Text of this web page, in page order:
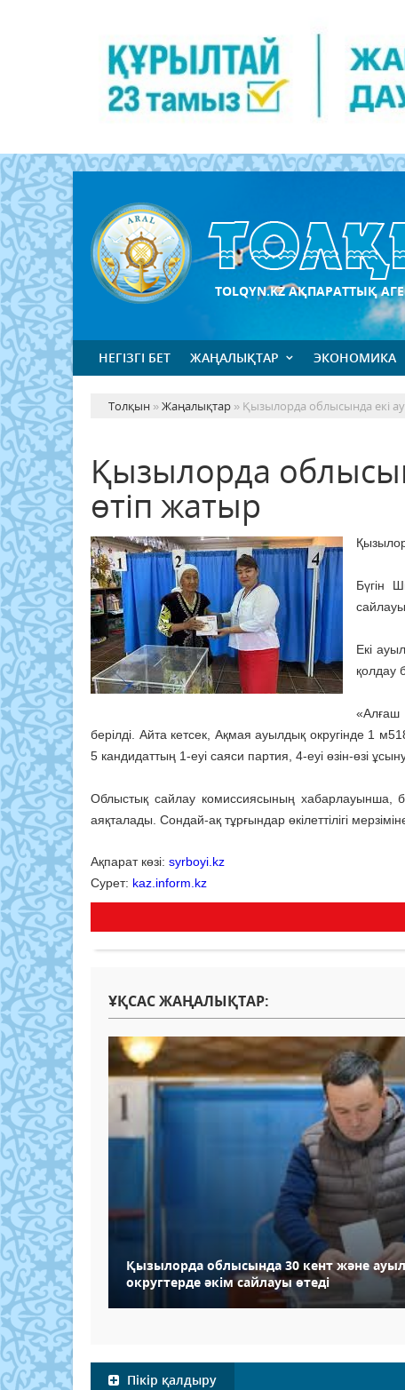
TOLQYN.KZ АҚПАРАТТЫҚ
НЕГІЗГІ БЕТ ЖАҢАЛЫҚТАР ЭКОНОМИКА
Толқын »Жаңалықтар » Қызылорда облысында екі
Қызылорда
өтіп жатыр
Бүгін
Екі
қолдау
«Алғаш
берілді. Айта кетсек, Ақмая ауылдық округінде 1
5 кандидаттың 1-еуі саяси партия, 4-еуі өзін-өзі
Облыстық сайлау комиссиясының хабарлауынша,
аяқталады. Сондай-ақ тұрғындар өкілеттілігі
Ақпарат көзі: syrboyi.kz
Сурет: kaz.inform.kz
ҰҚСАС ЖАҢАЛЫҚТАР:
Қызылорда облысында 30 кент және
округтерде әкім сайлауы өтеді
Пікір қалдыру